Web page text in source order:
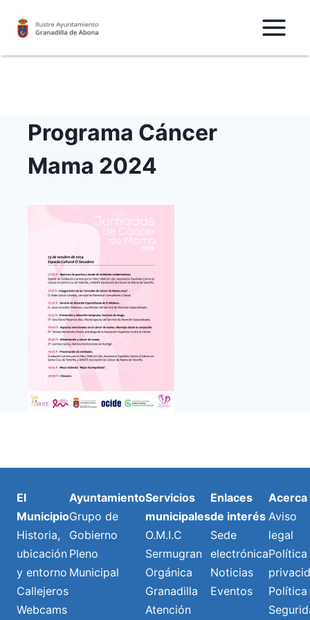
Programa Cáncer
Mama 2024
El
Municipio
Historia,
ubicación
y entorno
Callejeros
Webcams
Ayuntamiento
Grupo de
Gobierno
Pleno
Municipal
Servicios
municipales
O.M.I.C
Sermugran
Orgánica
Granadilla
Atención
Enlaces
de interés
Sede
electrónica
Noticias
Eventos
Acerca
Aviso
legal
Política
Política